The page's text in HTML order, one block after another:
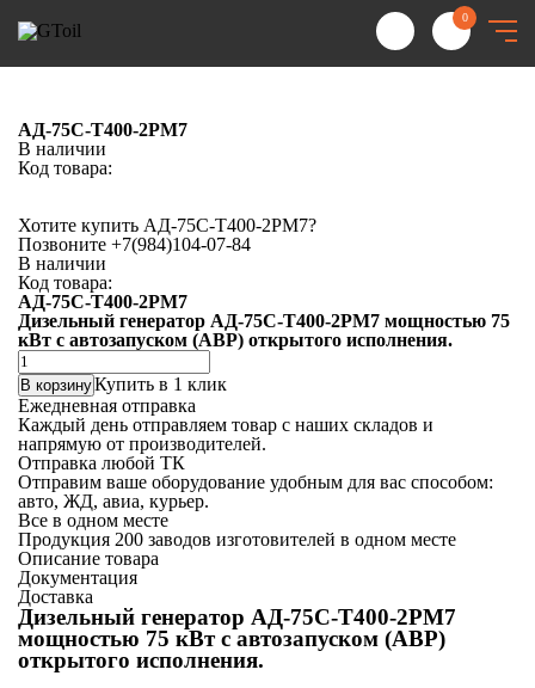
0
АД-75С-Т400-2РМ7
В наличии
Код товара:
Хотите купить АД-75С-Т400-2РМ7?
Позвоните +7(984)104-07-84
В наличии
Код товара:
АД-75С-Т400-2РМ7
Дизельный генератор АД-75С-Т400-2РМ7 мощностью 75
кВт с автозапуском (АВР) открытого исполнения.
Количество
товара
АД-75С-
Т400-
2РМ7
В корзинуКупить в 1 клик
Ежедневная отправка
Каждый день отправляем товар с наших складов и
напрямую от производителей.
Отправка любой ТК
Отправим ваше оборудование удобным для вас способом:
авто, ЖД, авиа, курьер.
Все в одном месте
Продукция 200 заводов изготовителей в одном месте
Описание товара
Документация
Доставка
Дизельный генератор АД-75С-Т400-2РМ7
мощностью 75 кВт с автозапуском (АВР)
открытого исполнения.